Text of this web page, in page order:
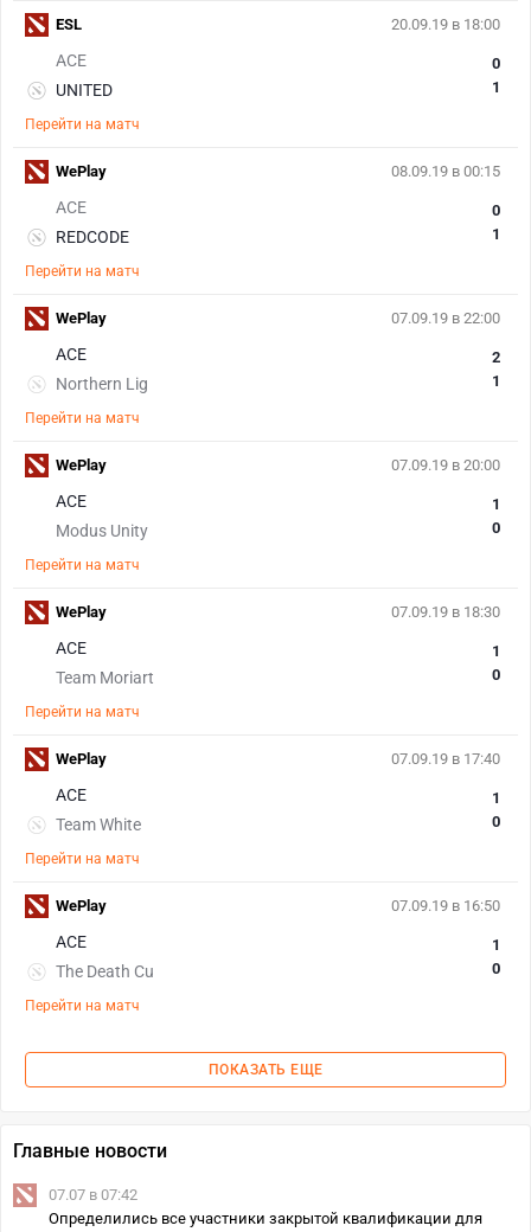
20.09.19 в 18:00
ACE
UNITED
0
1
Перейти на матч
ESL
08.09.19 в 00:15
ACE
REDCODE
0
1
Перейти на матч
WePlay
07.09.19 в 22:00
ACE
Northern Lig
2
1
Перейти на матч
WePlay
07.09.19 в 20:00
ACE
Modus Unity
1
0
Перейти на матч
WePlay
07.09.19 в 18:30
ACE
Team Moriart
1
0
Перейти на матч
WePlay
07.09.19 в 17:40
ACE
Team White
1
0
Перейти на матч
WePlay
07.09.19 в 16:50
ACE
The Death Cu
1
0
Перейти на матч
WePlay
ПОКАЗАТЬ ЕЩЕ
Главные новости
07.07 в 07:42
Определились все участники закрытой квалификации для